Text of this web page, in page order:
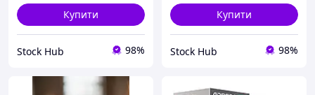
Купити
Stock Hub 98%
Купити
Stock Hub 98%